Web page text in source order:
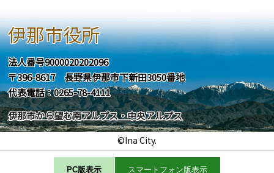
伊那市役所
法人番号9000020202096
〒396-8617 長野県伊那市下新田3050番地
代表電話：0265-78-4111
伊那市から望む南アルプス・中央アルプス
©Ina City.
PC版表示 スマートフォン版表示